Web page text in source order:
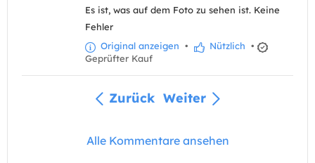
Es ist, was auf dem Foto zu sehen ist. Keine
Fehler
Original anzeigen • Nützlich •
Geprüfter Kauf
Zurück Weiter
Alle Kommentare ansehen